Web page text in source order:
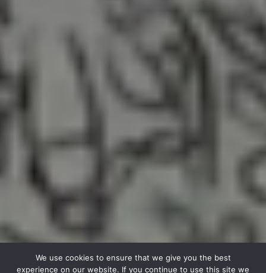
We use cookies to ensure that we give you the best
experience on our website. If you continue to use this site we